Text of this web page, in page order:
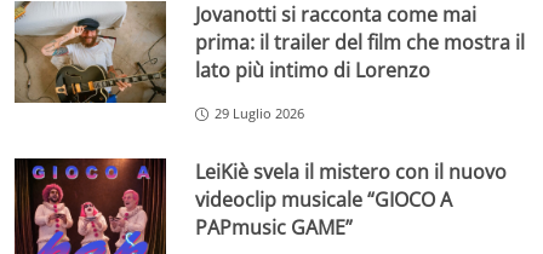
Jovanotti si racconta come mai
prima: il trailer del film che mostra il
lato più intimo di Lorenzo
29 Luglio 2026
LeiKiè svela il mistero con il nuovo
videoclip musicale “GIOCO A
PAPmusic GAME”